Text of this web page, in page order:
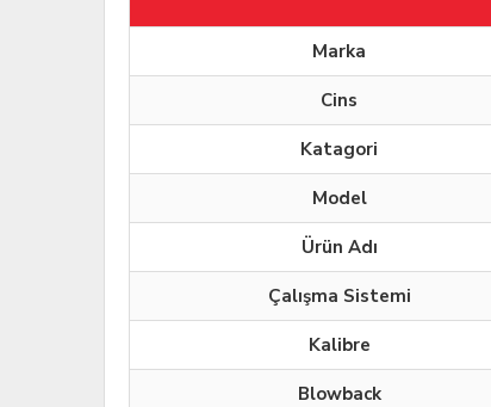
Marka
Cins
Katagori
Model
Ürün Adı
Çalışma Sistemi
Kalibre
Blowback